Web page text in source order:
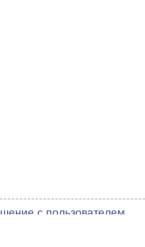
с пользователем